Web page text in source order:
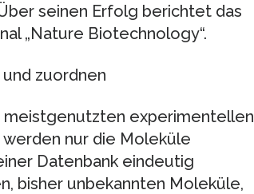
seinen Erfolg berichtet das
„Nature Biotechnology“.
zuordnen
meistgenutzten experimentellen
nur die Moleküle
Datenbank eindeutig
bisher unbekannten Moleküle,